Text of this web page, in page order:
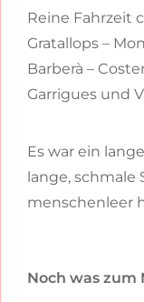
Reine Fahrzeit
Gratallops –
Barberà –
Garrigues und
Es war ein
lange, schmale
menschenleer
Noch was zum